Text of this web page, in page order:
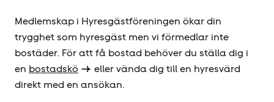
Medlemskap i Hyresgäst­föreningen ökar din
trygghet som hyresgäst men vi förmedlar inte
bostäder. För att få bostad behöver du ställa dig i
en bostadskö
eller vända dig till en hyresvärd
direkt med en ansökan.